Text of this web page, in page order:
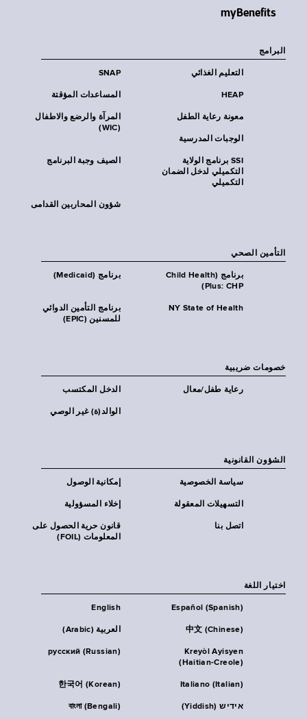
myBenefits
البرامج
SNAP التعليم الغذائي
المساعدات المؤقتة HEAP
المرآة والرضع والاطفال
(WIC)
معونة رعاية الطفل
الوجبات المدرسية
الصيف وجبة البرنامج
SSI برنامج الولاية
التكميلي لدخل الضمان
التكميلي
شؤون المحاربين القدامى
التأمين الصحي
برنامج (Medicaid)
برنامج (Child Health
Plus: CHP)
برنامج التأمين الدوائي
للمسنين (EPIC)
NY State of Health
خصومات ضريبية
الدخل المكتسب رعاية طفل/معال
الوالد(ة) غير الوصي
الشؤون القانونية
إمكانية الوصول سياسة الخصوصية
إخلاء المسؤولية التسهيلات المعقولة
قانون حرية الحصول على
المعلومات (FOIL)
اتصل بنا
اختيار اللغة
English Español (Spanish)
العربية (Arabic) 中文 (Chinese)
русский (Russian)
Kreyòl Ayisyen
(Haitian-Creole)
한국어 (Korean) Italiano (Italian)
বাংলা (Bengali) אידיש (Yiddish)